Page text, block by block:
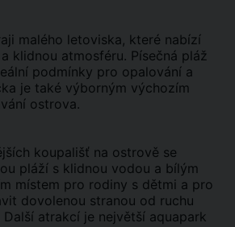
malého letoviska, které nabízí
klidnou atmosféru. Písečná pláž
podmínky pro opalování a
je také výborným výchozím
ostrova.
koupališť na ostrově se
pláží s klidnou vodou a bílým
místem pro rodiny s dětmi a pro
dovolenou stranou od ruchu
atrakcí je největší aquapark